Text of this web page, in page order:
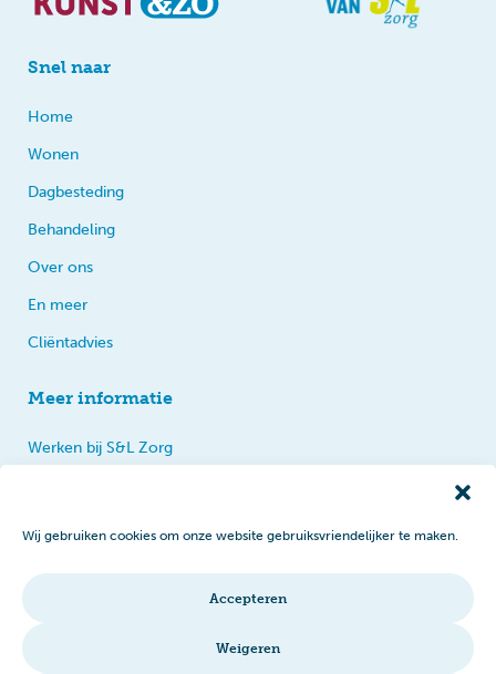
Wij gebruiken cookies om onze website gebruiksvriendelijker te maken.
Accepteren
Weigeren
Snel naar
Home
Wonen
Dagbesteding
Behandeling
Over ons
En meer
Cliëntadvies
Meer informatie
Werken bij S&L Zorg
Intranet